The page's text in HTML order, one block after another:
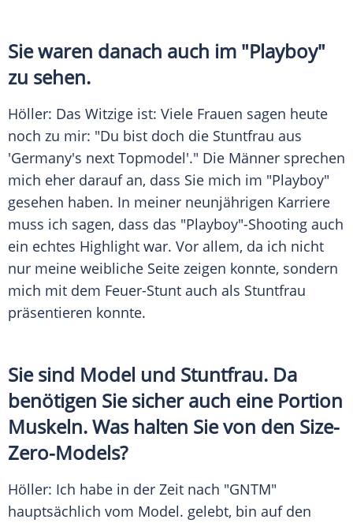
Sie waren danach auch im "Playboy"
zu sehen.
Höller: Das Witzige ist: Viele Frauen sagen heute
noch zu mir: "Du bist doch die Stuntfrau aus
'Germany's next Topmodel'." Die Männer sprechen
mich eher darauf an, dass Sie mich im "Playboy"
gesehen haben. In meiner neunjährigen Karriere
muss ich sagen, dass das "Playboy"-Shooting auch
ein echtes Highlight war. Vor allem, da ich nicht
nur meine weibliche Seite zeigen konnte, sondern
mich mit dem Feuer-Stunt auch als Stuntfrau
präsentieren konnte.
Sie sind Model und Stuntfrau. Da
benötigen Sie sicher auch eine Portion
Muskeln. Was halten Sie von den Size-
Zero-Models?
Höller: Ich habe in der Zeit nach "GNTM"
hauptsächlich vom Model. gelebt, bin auf den